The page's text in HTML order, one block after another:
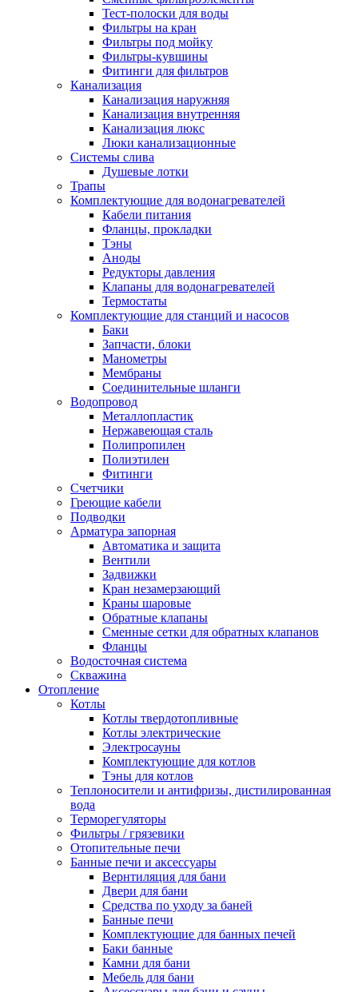
Новости и Акции
Оплата и доставка
Сервис-центр
Адреса Сервис-центров
Условия возврата товара
Обмен и возврат товара
Вакансии
Тест-полоски для воды
Фильтры на кран
Фильтры под мойку
Фильтры-кувшины
Фитинги для фильтров
Канализация
Канализация наружняя
Канализация внутренняя
Канализация люкс
Люки канализационные
Системы слива
Душевые лотки
Трапы
Комплектующие для водонагревателей
Кабели питания
Фланцы, прокладки
Тэны
Аноды
Редукторы давления
Клапаны для водонагревателей
Термостаты
Комплектующие для станций и насосов
Баки
Запчасти, блоки
Манометры
Мембраны
Соединительные шланги
Водопровод
Металлопластик
Нержавеющая сталь
Полипропилен
Полиэтилен
Фитинги
Счетчики
Греющие кабели
Подводки
Арматура запорная
Автоматика и защита
Вентили
Задвижки
Кран незамерзающий
Краны шаровые
Обратные клапаны
Сменные сетки для обратных клапанов
Фланцы
Водосточная система
Скважина
Отопление
Котлы
Котлы твердотопливные
Котлы электрические
Электросауны
Комплектующие для котлов
Тэны для котлов
Теплоносители и антифризы, дистилированная
вода
Терморегуляторы
Фильтры / грязевики
Отопительные печи
Банные печи и аксессуары
Вернтиляция для бани
Двери для бани
Средства по уходу за баней
Банные печи
Комплектующие для банных печей
Баки банные
Камни для бани
Мебель для бани